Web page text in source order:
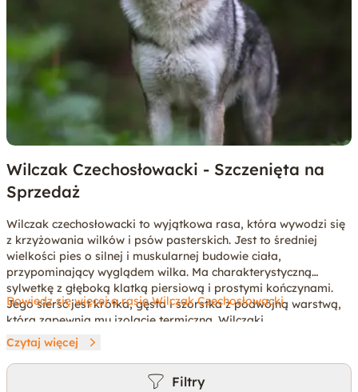
Wilczak Czechosłowacki - Szczenięta na
Sprzedaż
Wilczak czechosłowacki to wyjątkowa rasa, która wywodzi się
z krzyżowania wilków i psów pasterskich. Jest to średniej
wielkości pies o silnej i muskularnej budowie ciała,
przypominający wyglądem wilka. Ma charakterystyczną
sylwetkę z głęboką klatką piersiową i prostymi kończynami.
Jego sierść jest krótka, gęsta i szorstka z podwójną warstwą,
która zapewnia mu izolację termiczną. Wilczaki
czechosłowackie są z natury pewne siebie, lojalne i niezależne.
To także psy inteligentne i zaradne, które potrzebują
konsekwentnego i odpowiedzialnego właściciela. Choć mogą
być nieco nieufne wobec obcych, są zazwyczaj lojalne wobec
Dowiedz się więcej o rasie Wilczak Czechosłowacki
Czytaj więcej
Filtry